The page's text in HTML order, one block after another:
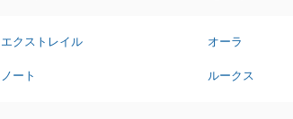
エクストレイル オーラ
ノート ルークス